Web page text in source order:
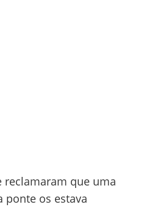
que uma
ponte os estava